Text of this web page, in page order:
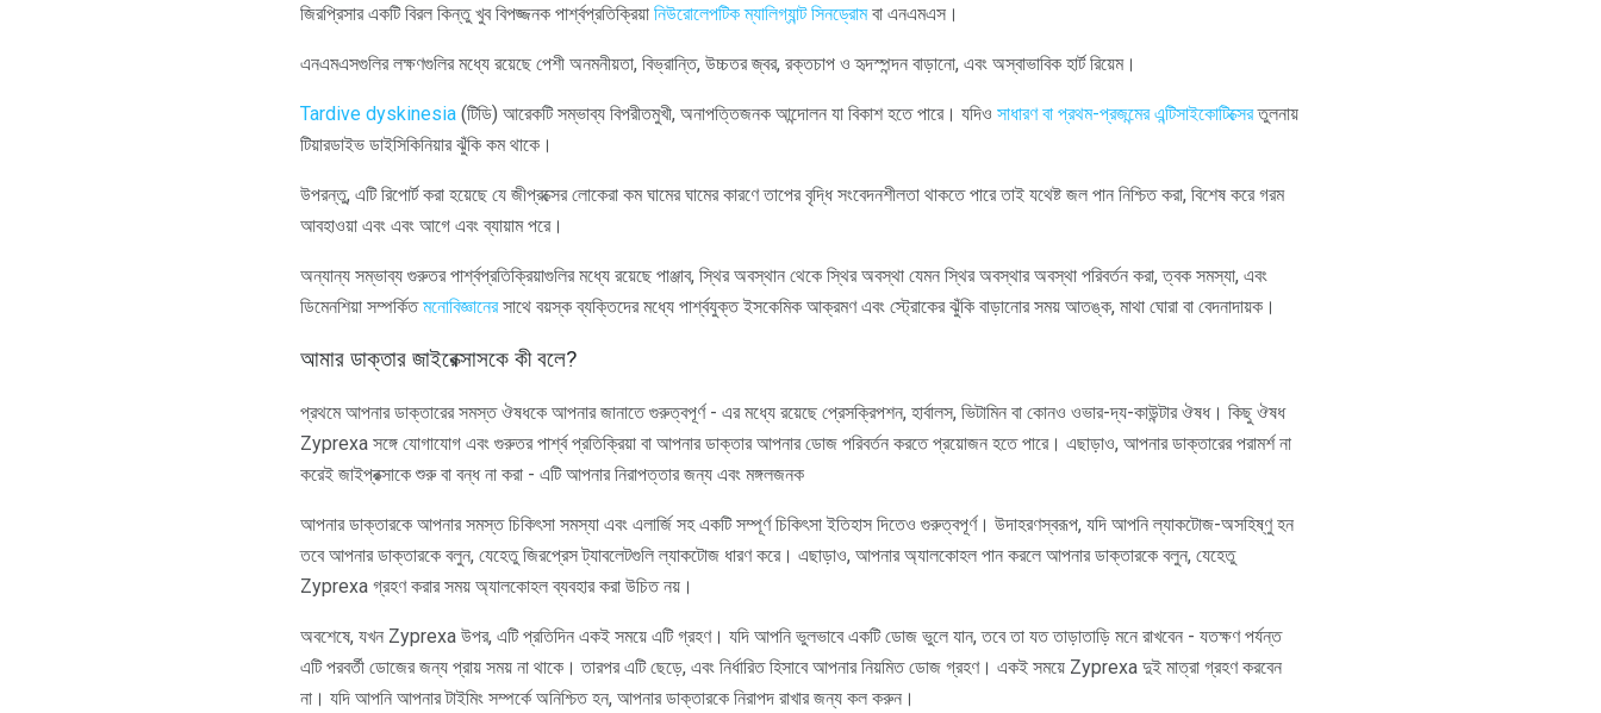
জিরপ্রিসার একটি বিরল কিন্তু খুব বিপজ্জনক পার্শ্বপ্রতিক্রিয়া নিউরোলেপটিক ম্যালিগ্যান্ট সিনড্রোমবা এনএমএস।
এনএমএসগুলির লক্ষণগুলির মধ্যে রয়েছে পেশী অনমনীয়তা, বিভ্রান্তি, উচ্চতর জ্বর, রক্তচাপ ও হৃদস্পন্দন বাড়ানো, এবং অস্বাভাবিক হার্ট রিয়েম।
Tardive dyskinesia (টিডি) আরেকটি সম্ভাব্য বিপরীতমুখী, অনাপত্তিজনক আন্দোলন যা বিকাশ হতে পারে। যদিও সাধারণ বা প্রথম-প্রজন্মের এন্টিসাইকোটিক্সেরতুলনায়
টিয়ারডাইভ ডাইসিকিনিয়ার ঝুঁকি কম থাকে।
উপরন্তু, এটি রিপোর্ট করা হয়েছে যে জীপ্রক্সের লোকেরা কম ঘামের ঘামের কারণে তাপের বৃদ্ধি সংবেদনশীলতা থাকতে পারে তাই যথেষ্ট জল পান নিশ্চিত করা, বিশেষ করে গরম
আবহাওয়া এবং এবং আগে এবং ব্যায়াম পরে।
অন্যান্য সম্ভাব্য গুরুতর পার্শ্বপ্রতিক্রিয়াগুলির মধ্যে রয়েছে পাঞ্জাব, স্থির অবস্থান থেকে স্থির অবস্থা যেমন স্থির অবস্থার অবস্থা পরিবর্তন করা, ত্বক সমস্যা, এবং
ডিমেনশিয়া সম্পর্কিতমনোবিজ্ঞানেরসাথে বয়স্ক ব্যক্তিদের মধ্যে পার্শ্বযুক্ত ইসকেমিক আক্রমণ এবং স্ট্রোকের ঝুঁকি বাড়ানোর সময় আতঙ্ক, মাথা ঘোরা বা বেদনাদায়ক।
আমার ডাক্তার জাইরেক্সাসকে কী বলে?
প্রথমে আপনার ডাক্তারের সমস্ত ঔষধকে আপনার জানাতে গুরুত্বপূর্ণ - এর মধ্যে রয়েছে প্রেসক্রিপশন, হার্বালস, ভিটামিন বা কোনও ওভার-দ্য-কাউন্টার ঔষধ। কিছু ঔষধ
Zyprexa সঙ্গে যোগাযোগ এবং গুরুতর পার্শ্ব প্রতিক্রিয়া বা আপনার ডাক্তার আপনার ডোজ পরিবর্তন করতে প্রয়োজন হতে পারে। এছাড়াও, আপনার ডাক্তারের পরামর্শ না
করেই জাইপ্রক্সাকে শুরু বা বন্ধ না করা - এটি আপনার নিরাপত্তার জন্য এবং মঙ্গলজনক
আপনার ডাক্তারকে আপনার সমস্ত চিকিৎসা সমস্যা এবং এলার্জি সহ একটি সম্পূর্ণ চিকিৎসা ইতিহাস দিতেও গুরুত্বপূর্ণ। উদাহরণস্বরূপ, যদি আপনি ল্যাকটোজ-অসহিষ্ণু হন
তবে আপনার ডাক্তারকে বলুন, যেহেতু জিরপ্রেস ট্যাবলেটগুলি ল্যাকটোজ ধারণ করে। এছাড়াও, আপনার অ্যালকোহল পান করলে আপনার ডাক্তারকে বলুন, যেহেতু
Zyprexa গ্রহণ করার সময় অ্যালকোহল ব্যবহার করা উচিত নয়।
অবশেষে, যখন Zyprexa উপর, এটি প্রতিদিন একই সময়ে এটি গ্রহণ। যদি আপনি ভুলভাবে একটি ডোজ ভুলে যান, তবে তা যত তাড়াতাড়ি মনে রাখবেন - যতক্ষণ পর্যন্ত
এটি পরবর্তী ডোজের জন্য প্রায় সময় না থাকে। তারপর এটি ছেড়ে, এবং নির্ধারিত হিসাবে আপনার নিয়মিত ডোজ গ্রহণ। একই সময়ে Zyprexa দুই মাত্রা গ্রহণ করবেন
না। যদি আপনি আপনার টাইমিং সম্পর্কে অনিশ্চিত হন, আপনার ডাক্তারকে নিরাপদ রাখার জন্য কল করুন।